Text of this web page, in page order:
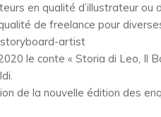
en qualité d’illustrateur ou
de freelance pour
artist
le conte « Storia di Leo, Il
de la nouvelle édition des